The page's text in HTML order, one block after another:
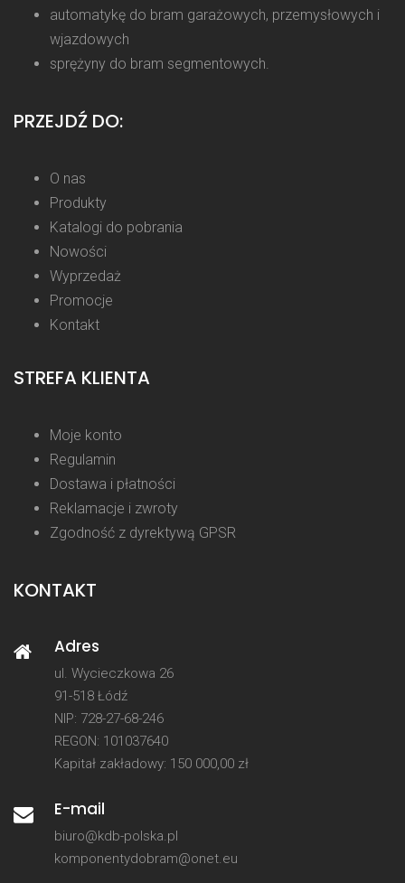
automatykę do bram garażowych, przemysłowych i
wjazdowych
sprężyny do bram segmentowych.
PRZEJDŹ DO:
O nas
Produkty
Katalogi do pobrania
Nowości
Wyprzedaż
Promocje
Kontakt
STREFA KLIENTA
Moje konto
Regulamin
Dostawa i płatności
Reklamacje i zwroty
Zgodność z dyrektywą GPSR
KONTAKT
Adres
ul. Wycieczkowa 26
91-518 Łódź
NIP: 728-27-68-246
REGON: 101037640
Kapitał zakładowy: 150 000,00 zł
E-mail
biuro@kdb-polska.pl
komponentydobram@onet.eu